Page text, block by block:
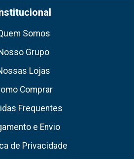
Somos
Grupo
Lojas
Comprar
Frequentes
e Envio
de Privacidade